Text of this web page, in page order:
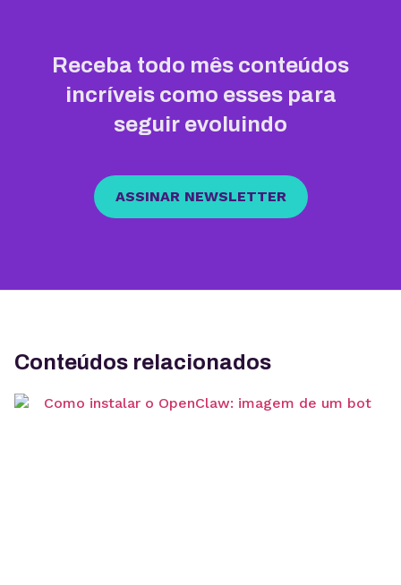
Receba todo mês conteúdos
incríveis como esses para
seguir evoluindo
ASSINAR NEWSLETTER
Conteúdos relacionados